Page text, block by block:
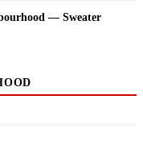
— Sweater